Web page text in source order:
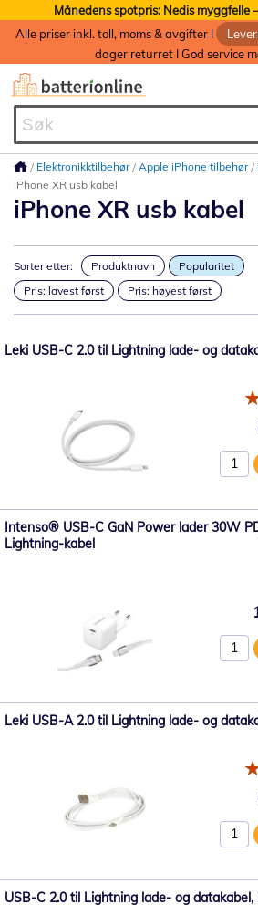
Månedens spotpris: Nedis myggfelle
Alle priser inkl. toll, moms & avgifter I
dager returret I God service
Elektronikktilbehør Apple iPhone tilbehør
iPhone XR usb kabel
iPhone XR usb kabel
Sorter etter: Produktnavn
Popularitet
Pris: lavest først
Pris: høyest først
Leki USB-C 2.0 til Lightning lade- og
Intenso® USB-C GaN Power lader 30W
Lightning-kabel
Leki USB-A 2.0 til Lightning lade- og
USB-C 2.0 til Lightning lade- og